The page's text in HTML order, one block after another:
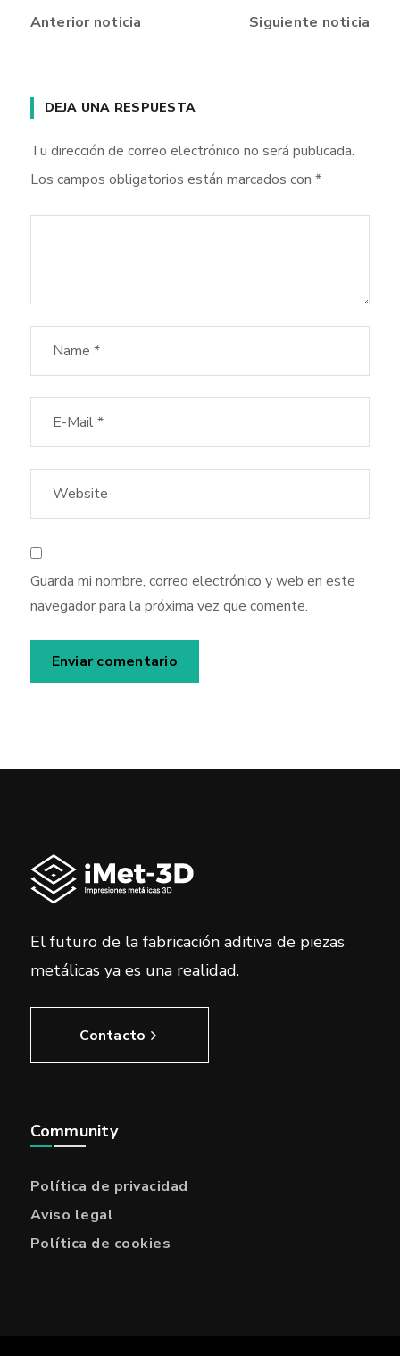
Anterior noticia Siguiente noticia
DEJA UNA RESPUESTA
Tu dirección de correo electrónico no será publicada.
Los campos obligatorios están marcados con *
Guarda mi nombre, correo electrónico y web en este
navegador para la próxima vez que comente.
El futuro de la fabricación aditiva de piezas
metálicas ya es una realidad.
Contacto
Community
Política de privacidad
Aviso legal
Política de cookies